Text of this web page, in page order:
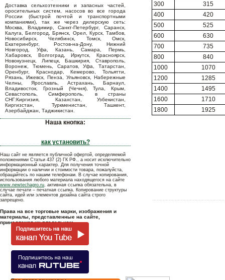
Доставка сельхозтехники и запасных частей,
оросительных систем, насосов во все города
России (быстрой почтой и транспортными
компаниями), так же через дилерскую сеть:
Москва, Владимир, Санкт-Петербург, Саранск,
Калуга, Белгород, Брянск, Орел, Курск, Тамбов,
Новосибирск, Челябинск, Томск, Омск,
Екатеринбург, Ростов-на-Дону, Нижний
Новгород, Уфа, Казань, Самара, Пермь,
Хабаровск, Волгоград, Иркутск, Красноярск,
Новокузнецк, Липецк, Башкирия, Ставрополь,
Воронеж, Тюмень, Саратов, Уфа, Татарстан,
Оренбург, Краснодар, Кемерово, Тольятти,
Рязань, Ижевск, Пенза, Ульяновск, Набережные
Челны, Ярославль, Астрахань, Барнаул,
Владивосток, Грозный (Чечня), Тула, Крым,
Севастополь, Симферополь, в страны
СНГ:Киргизия, Казахстан, Узбекистан,
Киргизстан, Туркменистан, Ташкент,
Азербайджан, Таджикистан.
Наша кнопка:
как установить?
Наш сайт не является публичной офертой, определяемой
положениями Статьи 437 (2) ГК РФ., а носит исключительно
информационный характер. Для получения точной
информации о наличии и стоимости товара, пожалуйста,
обращайтесь по нашим телефонам. В случае копирования,
использования любого материала находящегося на сайте
www.newtechagro.ru, активная ссылка обязательна, в
случае печати – печатная ссылка. Копирование структуры
сайта, идей или элементов дизайна сайта строго
запрещено.
Права на все торговые марки, изображения и
материалы, представленные на сайте,
принадлежат их владельцам.
300
315
400
420
500
525
600
630
700
735
800
840
1000
1070
1200
1285
1400
1495
1600
1710
1800
1925